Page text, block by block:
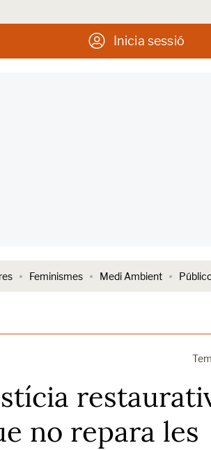
Inicia sessió
Feminismes Medi Ambient
no repara les